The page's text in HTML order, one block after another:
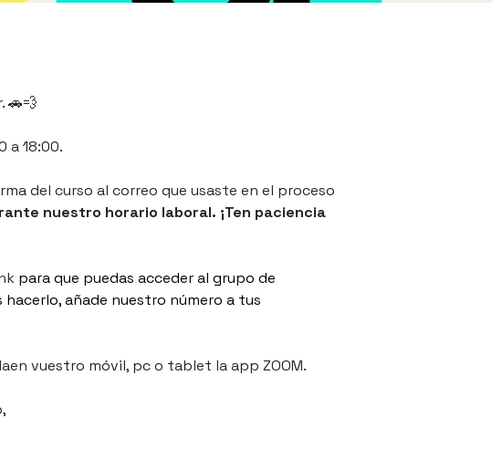
🚗💨
a 18:00.
del curso al correo que usaste en el proceso
nuestro horario laboral. ¡Ten paciencia
para que puedas acceder al grupo de
añade nuestro número a tus
vuestro móvil, pc o tablet la app ZOOM.